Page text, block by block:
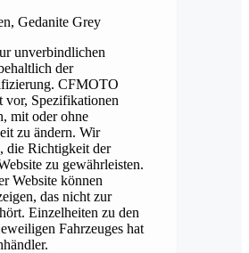
Gedanite Grey
unverbindlichen
der
CFMOTO
vor, Spezifikationen
mit oder ohne
zu ändern. Wir
die Richtigkeit der
zu gewährleisten.
Website können
das nicht zur
Einzelheiten zu den
Fahrzeuges hat